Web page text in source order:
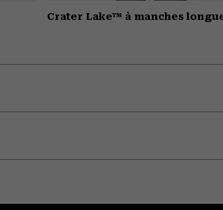
Crater Lake™ à manches